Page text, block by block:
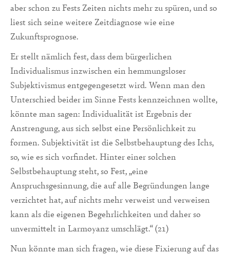
aber schon zu Fests Zeiten nichts mehr zu spüren, und so
liest sich seine weitere Zeitdiagnose wie eine
Zukunftsprognose.
Er stellt nämlich fest, dass dem bürgerlichen
Individualismus inzwischen ein hemmungsloser
Subjektivismus entgegengesetzt wird. Wenn man den
Unterschied beider im Sinne Fests kennzeichnen wollte,
könnte man sagen: Individualität ist Ergebnis der
Anstrengung, aus sich selbst eine Persönlichkeit zu
formen. Subjektivität ist die Selbstbehauptung des Ichs,
so, wie es sich vorfindet. Hinter einer solchen
Selbstbehauptung steht, so Fest, „eine
Anspruchsgesinnung, die auf alle Begründungen lange
verzichtet hat, auf nichts mehr verweist und verweisen
kann als die eigenen Begehrlichkeiten und daher so
unvermittelt in Larmoyanz umschlägt.“ (21)
Nun könnte man sich fragen, wie diese Fixierung auf das